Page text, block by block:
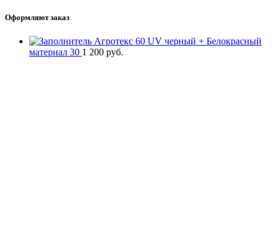
Оформляют заказ
Агротекс 60 UV черный + Белокрасный
материал 30 1 200 руб.